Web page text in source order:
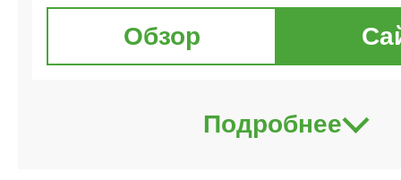
Обзор
Подробнее